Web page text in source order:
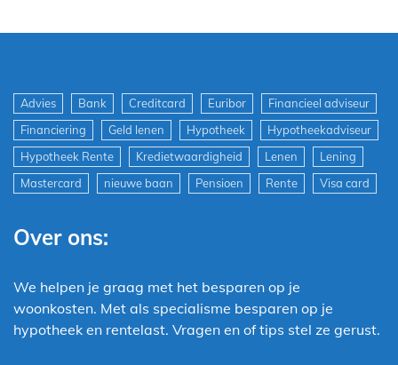
Advies Bank Creditcard Euribor
Financieel adviseur
Financiering
Geld lenen Hypotheek
Hypotheekadviseur
Hypotheek Rente
Kredietwaardigheid Lenen
Lening
Mastercard
nieuwe baan Pensioen Rente Visa card
Over ons:
We helpen je graag met het besparen op je
woonkosten. Met als specialisme besparen op je
hypotheek en rentelast. Vragen en of tips stel ze gerust.